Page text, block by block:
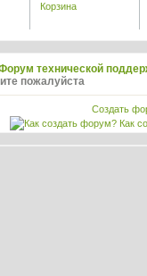
Корзина
технической
пожалуйста
Создать